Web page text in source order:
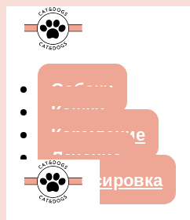
Собаки
Кошки
Кормление
Лечение
Дрессировка